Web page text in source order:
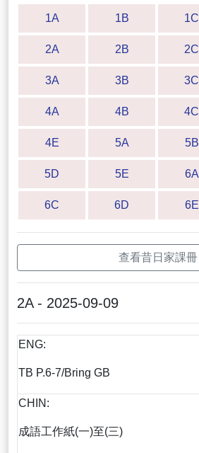
1A 1B 1C
2A 2B 2C
3A 3B 3C
4A 4B 4C
4E 5A 5B
5D 5E 6A
6C 6D 6E
查看昔日家課冊
2A - 2025-09-09
ENG:
TB P.6-7/Bring GB
CHIN:
成語工作紙(一)至(三)